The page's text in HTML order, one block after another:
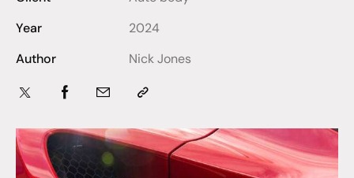
Year
2024
Author
Nick Jones